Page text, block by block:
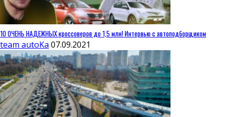
10 ОЧЕНЬ НАДЕЖНЫХ кроссоверов до 1,5 млн! Интервью с автоподборщиком
team autoKa 07.09.2021